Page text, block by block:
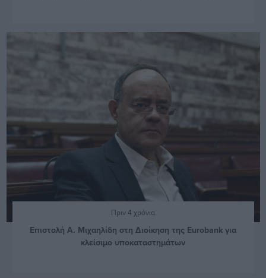
Πριν 4 χρόνια
Επιστολή Α. Μιχαηλίδη στη Διοίκηση της Eurobank για
κλείσιμο υποκαταστημάτων